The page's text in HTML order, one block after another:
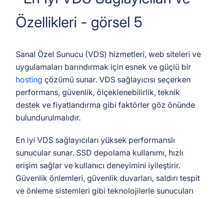
Sanal Özel Sunucu (VDS) hizmetleri, web siteleri ve
uygulamaları barındırmak için esnek ve güçlü bir
hosting çözümü sunar. VDS sağlayıcısı seçerken
performans, güvenlik, ölçeklenebilirlik, teknik
destek ve fiyatlandırma gibi faktörler göz önünde
bulundurulmalıdır.
En iyi VDS sağlayıcıları yüksek performanslı
sunucular sunar. SSD depolama kullanımı, hızlı
erişim sağlar ve kullanıcı deneyimini iyileştirir.
Güvenlik önlemleri, güvenlik duvarları, saldırı tespit
ve önleme sistemleri gibi teknolojilerle sunucuları